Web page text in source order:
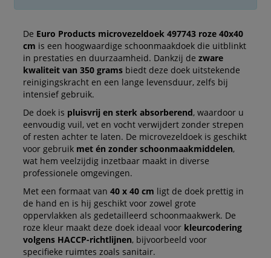
De Euro Products microvezeldoek 497743 roze 40x40
cm is een hoogwaardige schoonmaakdoek die uitblinkt
in prestaties en duurzaamheid. Dankzij de zware
kwaliteit van 350 gramsbiedt deze doek uitstekende
reinigingskracht en een lange levensduur, zelfs bij
intensief gebruik.
De doek is pluisvrij en sterk absorberend, waardoor u
eenvoudig vuil, vet en vocht verwijdert zonder strepen
of resten achter te laten. De microvezeldoek is geschikt
voor gebruik met én zonder schoonmaakmiddelen,
wat hem veelzijdig inzetbaar maakt in diverse
professionele omgevingen.
Met een formaat van 40 x 40 cm ligt de doek prettig in
de hand en is hij geschikt voor zowel grote
oppervlakken als gedetailleerd schoonmaakwerk. De
roze kleur maakt deze doek ideaal voor kleurcodering
volgens HACCP-richtlijnen, bijvoorbeeld voor
specifieke ruimtes zoals sanitair.